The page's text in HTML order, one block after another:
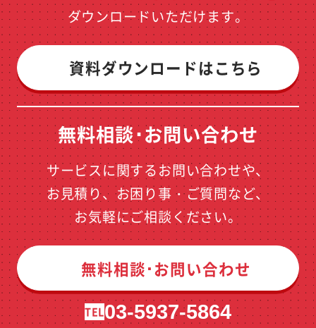
ダウンロードいただけます。
資料ダウンロードはこちら
無料相談･お問い合わせ
サービスに関するお問い合わせや、
お見積り、お困り事・ご質問など、
お気軽にご相談ください。
無料相談･お問い合わせ
TEL03-5937-5864